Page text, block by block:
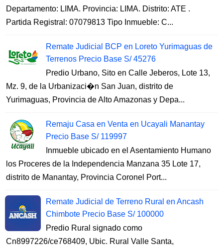
Departamento: LIMA. Provincia: LIMA. Distrito: ATE .
Partida Registral: 07079813 Tipo Inmueble: C...
Remate Judicial BCP en Loreto Yurimaguas de
Terrenos Precio Base S/ 45276
Predio Urbano, Sito en Calle Jeberos, Lote 13,
Mz. 9, de la Urbanizaci�n San Juan, distrito de
Yurimaguas, Provincia de Alto Amazonas y Depa...
Remaju Casa en Venta en Ucayali Manantay
Precio Base S/ 119997
Inmueble ubicado en el Asentamiento Humano
los Proceres de la Independencia Manzana 35 Lote 17,
distrito de Manantay, Provincia Coronel Port...
Remate Judicial de Terreno Rural en Ancash
Chimbote Precio Base S/ 100000
Predio Rural signado como
Cn8997226/ce768409, Ubic. Rural Valle Santa,